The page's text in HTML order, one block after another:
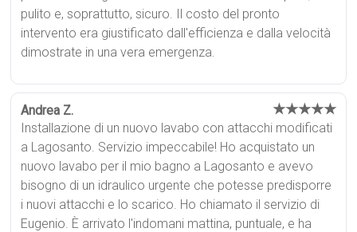
pulito e, soprattutto, sicuro. Il costo del pronto
intervento era giustificato dall'efficienza e dalla velocità
dimostrate in una vera emergenza.
Andrea Z. ★★★★★
Installazione di un nuovo lavabo con attacchi modificati
a Lagosanto. Servizio impeccabile! Ho acquistato un
nuovo lavabo per il mio bagno a Lagosanto e avevo
bisogno di un idraulico urgente che potesse predisporre
i nuovi attacchi e lo scarico. Ho chiamato il servizio di
Eugenio. È arrivato l'indomani mattina, puntuale, e ha